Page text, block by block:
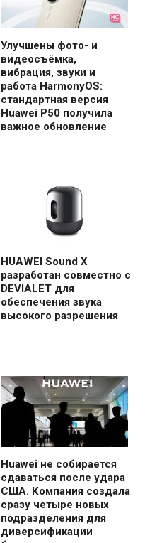
Улучшены фото- и
видеосъёмка,
вибрация, звуки и
работа HarmonyOS:
стандартная версия
Huawei P50 получила
важное обновление
HUAWEI Sound X
разработан совместно с
DEVIALET для
обеспечения звука
высокого разрешения
Huawei не собирается
сдаваться после удара
США. Компания создала
сразу четыре новых
подразделения для
диверсификации